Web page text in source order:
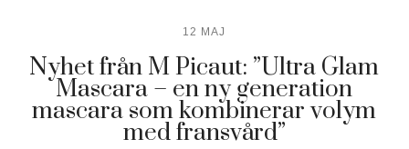
12 MAJ
Nyhet från M Picaut: ”Ultra Glam
Mascara – en ny generation
mascara som kombinerar volym
med fransvård”